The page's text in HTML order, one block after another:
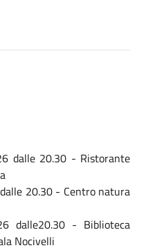
dalle 20.30 - Ristorante
20.30 - Centro natura
dalle20.30 - Biblioteca
Nocivelli